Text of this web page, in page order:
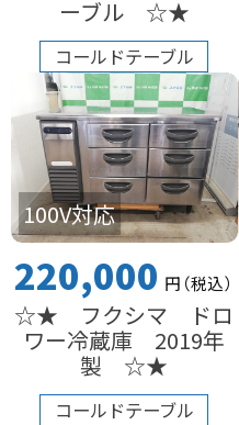
ーブル ☆★
コールドテーブル
100V対応
220,000 円（税込）
☆★ フクシマ ドロ
ワー冷蔵庫 2019年
製 ☆★
コールドテーブル